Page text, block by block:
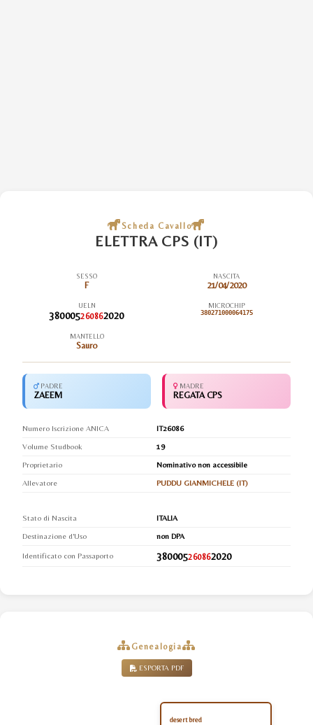
Scheda Cavallo
ELETTRA CPS (IT)
SESSO
F
NASCITA
21/04/2020
UELN
380005260862020
MICROCHIP
380271000064175
MANTELLO
Sauro
PADRE
ZAEEM
MADRE
REGATA CPS
Numero Iscrizione ANICA
IT26086
Volume Studbook
19
Proprietario
Nominativo non accessibile
Allevatore
PUDDU GIANMICHELE (IT)
Stato di Nascita
ITALIA
Destinazione d'Uso
non DPA
Identificato con Passaporto 380005260862020
Genealogia
ESPORTA PDF
desert bred